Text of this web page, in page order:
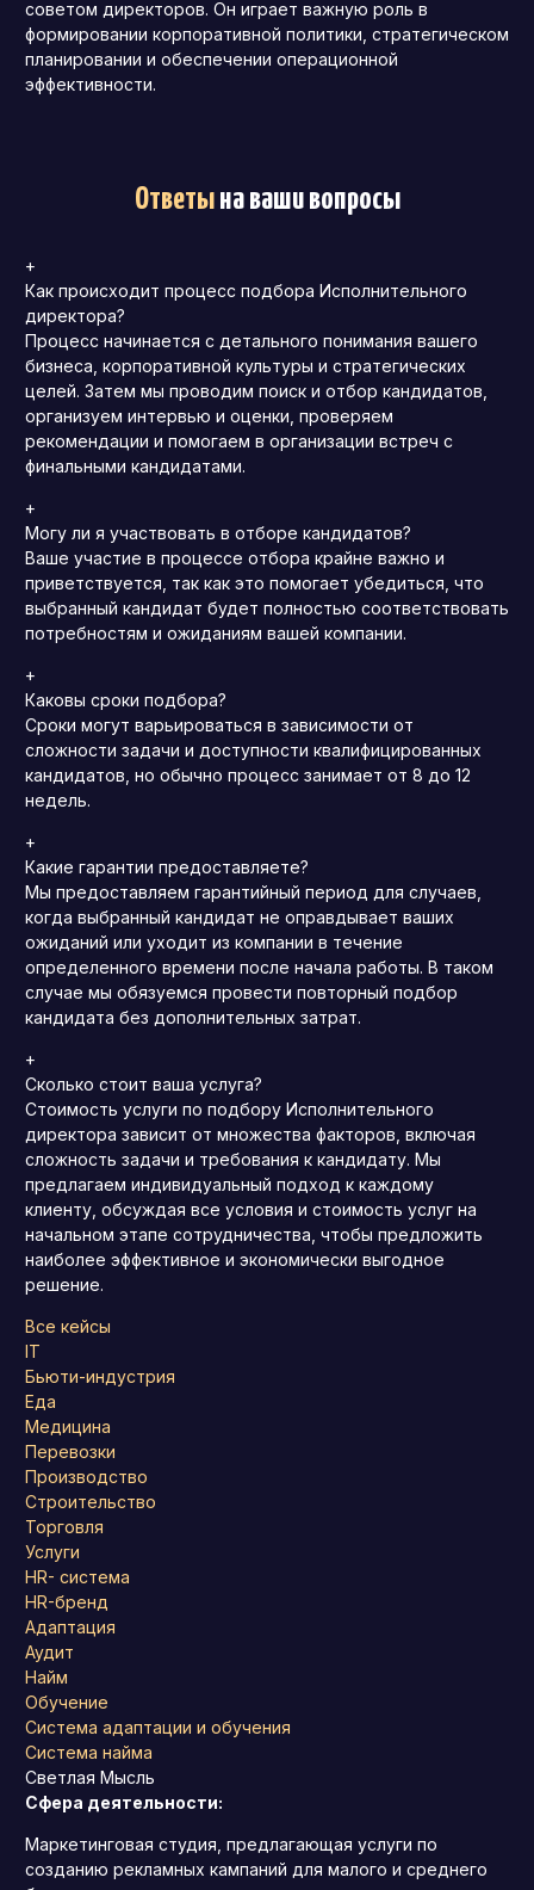
советом директоров. Он играет важную роль в
формировании корпоративной политики, стратегическом
планировании и обеспечении операционной
эффективности.
Ответына ваши вопросы
+
Как происходит процесс подбора Исполнительного
директора?
Процесс начинается с детального понимания вашего
бизнеса, корпоративной культуры и стратегических
целей. Затем мы проводим поиск и отбор кандидатов,
организуем интервью и оценки, проверяем
рекомендации и помогаем в организации встреч с
финальными кандидатами.
+
Могу ли я участвовать в отборе кандидатов?
Ваше участие в процессе отбора крайне важно и
приветствуется, так как это помогает убедиться, что
выбранный кандидат будет полностью соответствовать
потребностям и ожиданиям вашей компании.
+
Каковы сроки подбора?
Сроки могут варьироваться в зависимости от
сложности задачи и доступности квалифицированных
кандидатов, но обычно процесс занимает от 8 до 12
недель.
+
Какие гарантии предоставляете?
Мы предоставляем гарантийный период для случаев,
когда выбранный кандидат не оправдывает ваших
ожиданий или уходит из компании в течение
определенного времени после начала работы. В таком
случае мы обязуемся провести повторный подбор
кандидата без дополнительных затрат.
+
Сколько стоит ваша услуга?
Стоимость услуги по подбору Исполнительного
директора зависит от множества факторов, включая
сложность задачи и требования к кандидату. Мы
предлагаем индивидуальный подход к каждому
клиенту, обсуждая все условия и стоимость услуг на
начальном этапе сотрудничества, чтобы предложить
наиболее эффективное и экономически выгодное
решение.
Все кейсы
IT
Бьюти-индустрия
Еда
Медицина
Перевозки
Производство
Строительство
Торговля
Услуги
HR- система
HR-бренд
Адаптация
Аудит
Найм
Обучение
Система адаптации и обучения
Система найма
Светлая Мысль
Сфера деятельности:
Маркетинговая студия, предлагающая услуги по
созданию рекламных кампаний для малого и среднего